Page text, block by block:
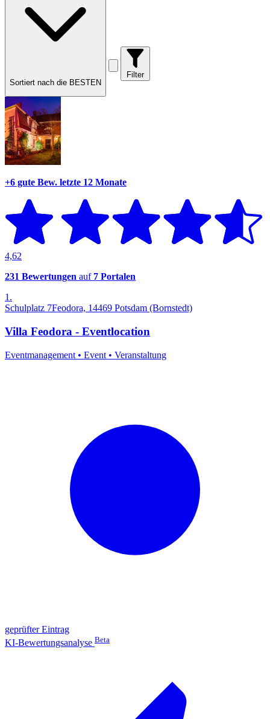
Sortiert nach die BESTEN
Filter
+6 gute Bew. letzte 12 Monate
4,62
231 Bewertungen auf 7 Portalen
1.
Schulplatz 7Feodora, 14469 Potsdam (Bornstedt)
Villa Feodora - Eventlocation
Eventmanagement • Event • Veranstaltung
geprüfter Eintrag
KI-Bewertungsanalyse Beta